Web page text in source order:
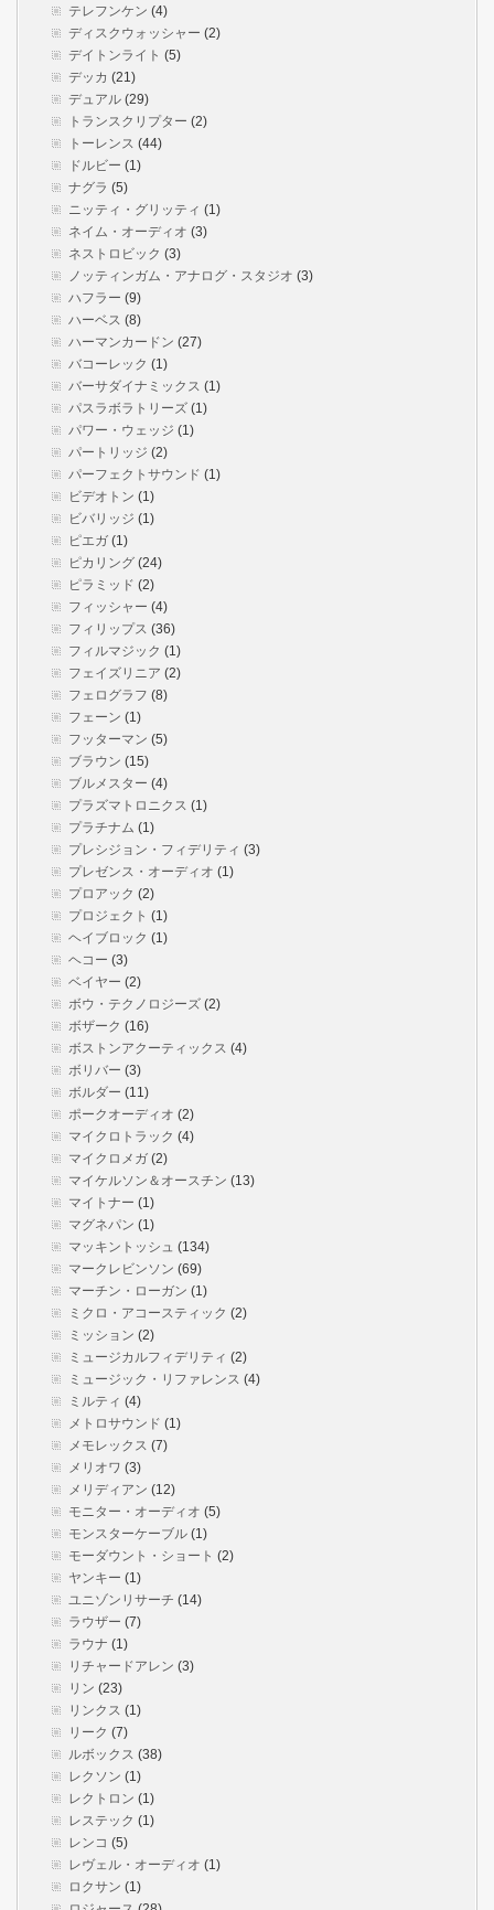
テレフンケン (4)
ディスクウォッシャー (2)
デイトンライト (5)
デッカ (21)
デュアル (29)
トランスクリプター (2)
トーレンス (44)
ドルビー (1)
ナグラ (5)
ニッティ・グリッティ (1)
ネイム・オーディオ (3)
ネストロビック (3)
ノッティンガム・アナログ・スタジオ (3)
ハフラー (9)
ハーベス (8)
ハーマンカードン (27)
バコーレック (1)
バーサダイナミックス (1)
パスラボラトリーズ (1)
パワー・ウェッジ (1)
パートリッジ (2)
パーフェクトサウンド (1)
ビデオトン (1)
ビバリッジ (1)
ピエガ (1)
ピカリング (24)
ピラミッド (2)
フィッシャー (4)
フィリップス (36)
フィルマジック (1)
フェイズリニア (2)
フェログラフ (8)
フェーン (1)
フッターマン (5)
ブラウン (15)
ブルメスター (4)
プラズマトロニクス (1)
プラチナム (1)
プレシジョン・フィデリティ (3)
プレゼンス・オーディオ (1)
プロアック (2)
プロジェクト (1)
ヘイブロック (1)
ヘコー (3)
ベイヤー (2)
ボウ・テクノロジーズ (2)
ボザーク (16)
ボストンアクーティックス (4)
ボリバー (3)
ボルダー (11)
ポークオーディオ (2)
マイクロトラック (4)
マイクロメガ (2)
マイケルソン＆オースチン (13)
マイトナー (1)
マグネパン (1)
マッキントッシュ (134)
マークレビンソン (69)
マーチン・ローガン (1)
ミクロ・アコースティック (2)
ミッション (2)
ミュージカルフィデリティ (2)
ミュージック・リファレンス (4)
ミルティ (4)
メトロサウンド (1)
メモレックス (7)
メリオワ (3)
メリディアン (12)
モニター・オーディオ (5)
モンスターケーブル (1)
モーダウント・ショート (2)
ヤンキー (1)
ユニゾンリサーチ (14)
ラウザー (7)
ラウナ (1)
リチャードアレン (3)
リン (23)
リンクス (1)
リーク (7)
ルボックス (38)
レクソン (1)
レクトロン (1)
レステック (1)
レンコ (5)
レヴェル・オーディオ (1)
ロクサン (1)